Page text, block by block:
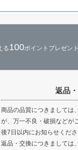
る100ポイントプレゼント
返品
商品の品質につきましては
が、万一不良・破損などが
後7日以内にお知らせくださ
返品・交換につきましては